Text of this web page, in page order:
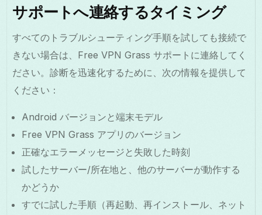
サポートへ連絡するタイミング
すべてのトラブルシューティング手順を試しても接続で
きない場合は、Free VPN Grass サポートに連絡してく
ださい。診断を迅速化するために、次の情報を提供して
ください：
Android バージョンと端末モデル
Free VPN Grass アプリのバージョン
正確なエラーメッセージと失敗した時刻
試したサーバー/所在地と、他のサーバーが動作する
かどうか
すでに試した手順（再起動、再インストール、ネット